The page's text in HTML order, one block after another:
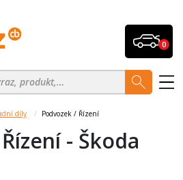
0
díly Podvozek / Řízení
- Škoda